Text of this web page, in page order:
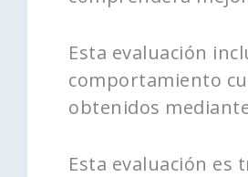
Esta evaluación
comportamiento
obtenidos
Esta evaluación es